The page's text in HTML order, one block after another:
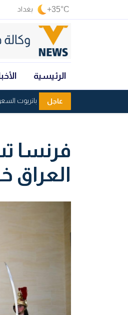
+35°C بغداد
الرئيسية
عاجل
استنزاف صواريخ باتريوت السعودية..
فرنسا
العراق